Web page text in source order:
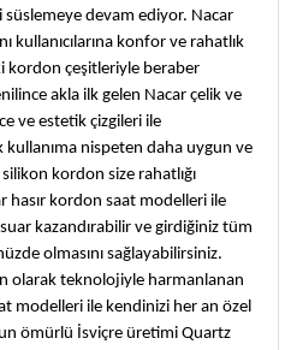
süslemeye devam ediyor. Nacar
kullanıcılarına konfor ve rahatlık
kordon çeşitleriyle beraber
akla ilk gelen Nacar çelik ve
ve estetik çizgileri ile
kullanıma nispeten daha uygun ve
kordon size rahatlığı
hasır kordon saat modelleri ile
kazandırabilir ve girdiğiniz tüm
olmasını sağlayabilirsiniz.
olarak teknolojiyle harmanlanan
modelleri ile kendinizi her an özel
ömürlü İsviçre üretimi Quartz